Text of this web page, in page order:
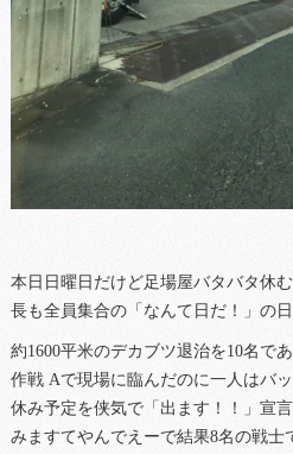
本日日曜日だけど足場屋バタバタ休
長も全員集合の「なんて日だ！」の
約1600平米のデカブツ退治を10名で
作戦 Aで現場に臨んだのに一人はバ
休み予定を侠気で「出ます！！」宣
みますてやんでえーで結果8名の戦